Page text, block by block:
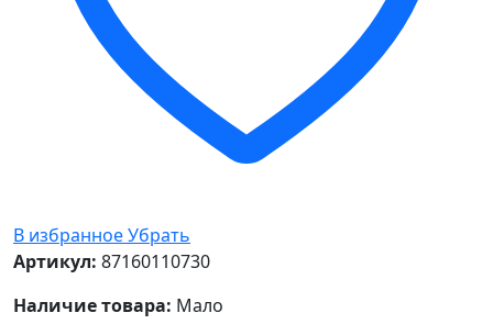
В избранноеУбрать
Артикул: 87160110730
Наличие товара: Мало